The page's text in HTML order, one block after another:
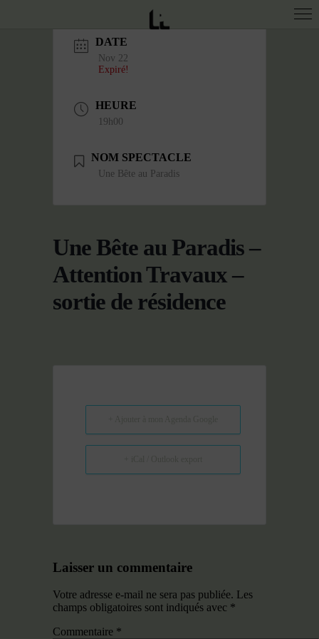
DATE
Nov 22
Expiré!
HEURE
19h00
NOM SPECTACLE
Une Bête au Paradis
Une Bête au Paradis –
Attention Travaux –
sortie de résidence
Laisser un commentaire
Votre adresse e-mail ne sera pas publiée. Les
champs obligatoires sont indiqués avec *
Commentaire *